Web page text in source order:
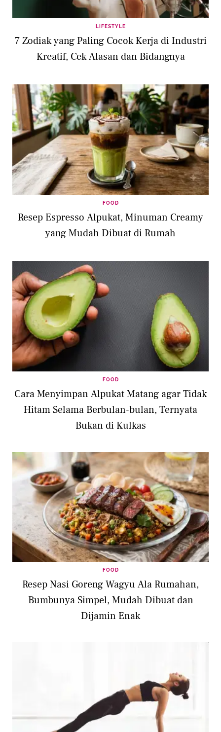
LIFESTYLE
7 Zodiak yang Paling Cocok Kerja di Industri
Kreatif, Cek Alasan dan Bidangnya
FOOD
Resep Espresso Alpukat, Minuman Creamy
yang Mudah Dibuat di Rumah
FOOD
Cara Menyimpan Alpukat Matang agar Tidak
Hitam Selama Berbulan-bulan, Ternyata
Bukan di Kulkas
FOOD
Resep Nasi Goreng Wagyu Ala Rumahan,
Bumbunya Simpel, Mudah Dibuat dan
Dijamin Enak